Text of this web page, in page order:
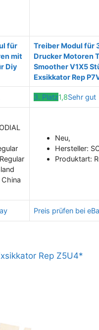
für
mit
Diy
Treiber Modul für
Drucker Motoren
Smoother V1X5
Exsikkator Rep
3. Platz1,8Sehr gut
Neu,
Hersteller:
Produktart:
Preis prüfen bei
Rep Z5U4*